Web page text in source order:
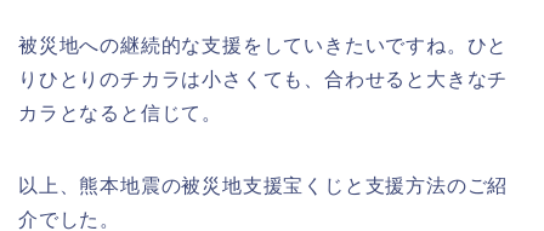
被災地への継続的な支援をしていきたいですね。ひと
りひとりのチカラは小さくても、合わせると大きなチ
カラとなると信じて。
以上、熊本地震の被災地支援宝くじと支援方法のご紹
介でした。